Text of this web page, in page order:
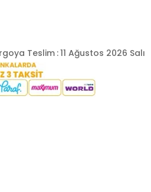
Teslim:11 Ağustos 2026 Salı